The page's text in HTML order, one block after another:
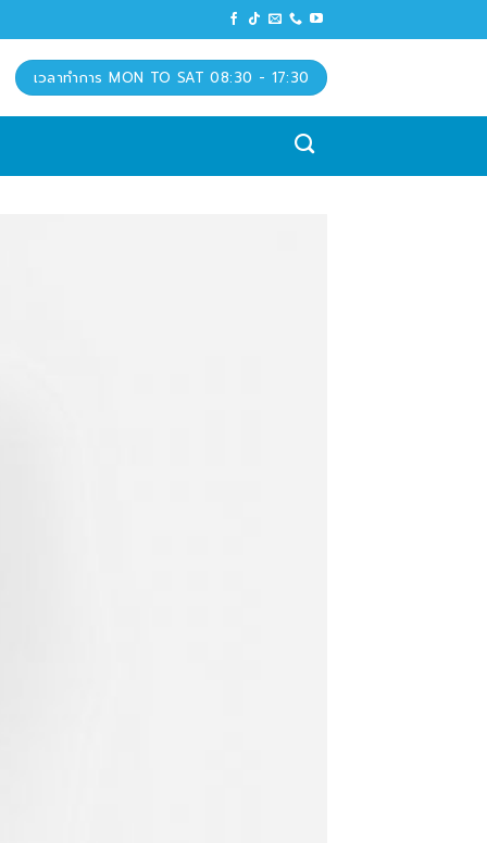
เวลาทำการ MON TO SAT 08:30 - 17:30